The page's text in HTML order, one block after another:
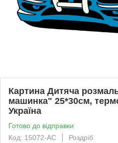
Картина Дитяча
машинка" 25*30см,
Україна
Готово до відправки
Код: 15072-AC
Роздріб